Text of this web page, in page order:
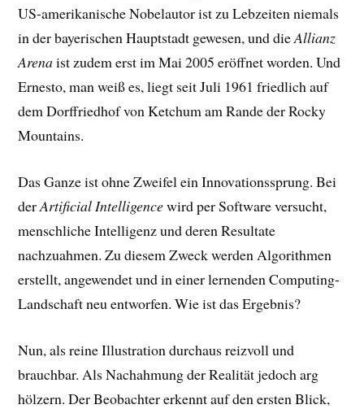
US-amerikanische Nobelautor ist zu Lebzeiten niemals
in der bayerischen Hauptstadt gewesen, und dieAllianz
Arenaist zudem erst im Mai 2005 eröffnet worden. Und
Ernesto, man weiß es, liegt seit Juli 1961 friedlich auf
dem Dorffriedhof von Ketchum am Rande der Rocky
Mountains.
Das Ganze ist ohne Zweifel ein Innovationssprung. Bei
derArtificial Intelligencewird per Software versucht,
menschliche Intelligenz und deren Resultate
nachzuahmen. Zu diesem Zweck werden Algorithmen
erstellt, angewendet und in einer lernenden Computing-
Landschaft neu entworfen. Wie ist das Ergebnis?
Nun, als reine Illustration durchaus reizvoll und
brauchbar. Als Nachahmung der Realität jedoch arg
hölzern. Der Beobachter erkennt auf den ersten Blick,